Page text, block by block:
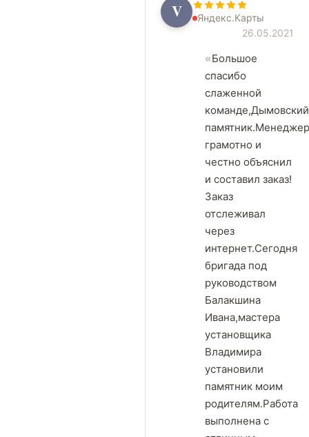
V
Яндекс.Карты
26.05.2021
Большое
спасибо
слаженной
команде,Дымовский
грамотно и
честно объяснил
и составил заказ!
Заказ
отслеживал
через
интернет.Сегодня
бригада под
руководством
Балакшина
Ивана,мастера
установщика
Владимира
установили
памятник моим
родителям.Работа
выполнена с